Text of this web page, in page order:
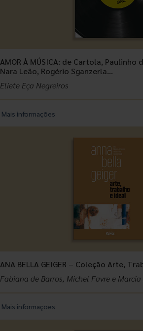
AMOR À MÚSICA: de Cartola, Paulinho
Nara Leão, Rogério Sganzerla…
Eliete Eça Negreiros
Mais informações
ANA BELLA GEIGER – Coleção Arte,
Fabiana de Barros, Michel Favre e
Mais informações